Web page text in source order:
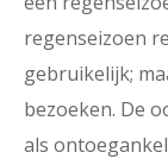
regenseizoen
gebruikelijk;
bezoeken. De
als